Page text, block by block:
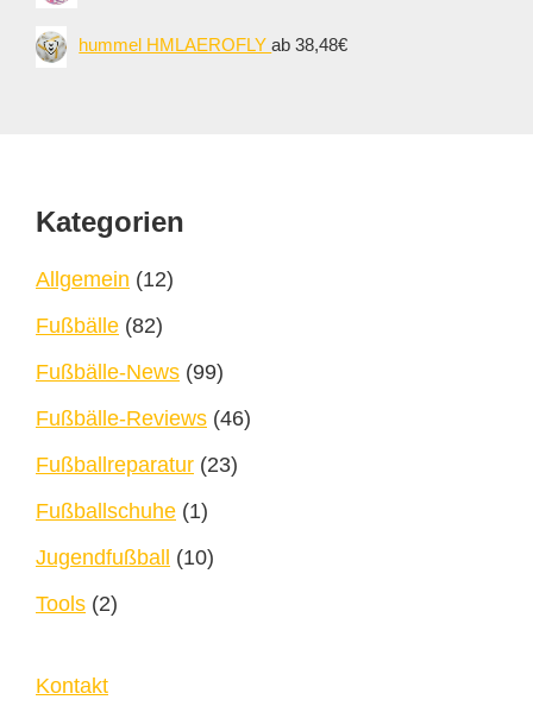
hummel HMLAEROFLYab 38,48€
Footer
Kategorien
Allgemein (12)
Fußbälle (82)
Fußbälle-News (99)
Fußbälle-Reviews (46)
Fußballreparatur (23)
Fußballschuhe (1)
Jugendfußball (10)
Tools (2)
Kontakt